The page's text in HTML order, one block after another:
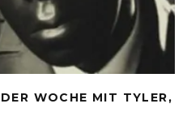
WOCHE MIT TYLER,